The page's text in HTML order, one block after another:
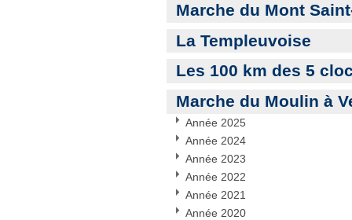
Marche du Mont
La Templeuvoise
Les 100 km des 5
Marche du Moulin à
Année 2025
Année 2024
Année 2023
Année 2022
Année 2021
Année 2020